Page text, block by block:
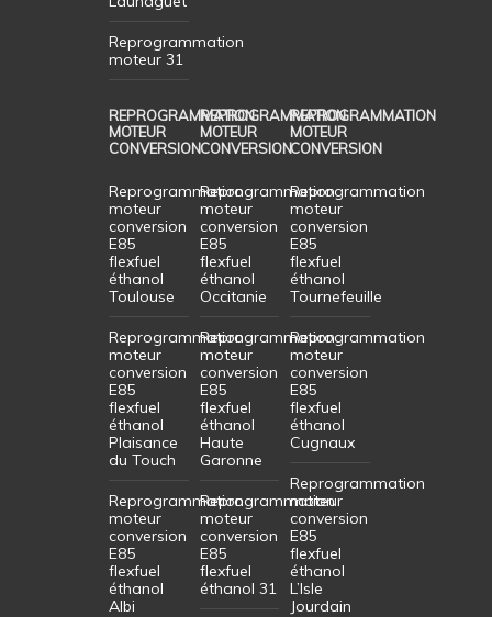
Reprogrammation
moteur 31
REPROGRAMMATION
MOTEUR
CONVERSION
Reprogrammation
moteur
conversion
E85
flexfuel
éthanol
Toulouse
Reprogrammation
moteur
conversion
E85
flexfuel
éthanol
Plaisance
du Touch
Reprogrammation
moteur
conversion
E85
flexfuel
éthanol
Albi
REPROGRAMMATION
MOTEUR
CONVERSION
Reprogrammation
moteur
conversion
E85
flexfuel
éthanol
Occitanie
Reprogrammation
moteur
conversion
E85
flexfuel
éthanol
Haute
Garonne
Reprogrammation
moteur
conversion
E85
flexfuel
éthanol 31
REPROGRAMMATION
MOTEUR
CONVERSION
Reprogrammation
moteur
conversion
E85
flexfuel
éthanol
Tournefeuille
Reprogrammation
moteur
conversion
E85
flexfuel
éthanol
Cugnaux
Reprogrammation
moteur
conversion
E85
flexfuel
éthanol
L’Isle
Jourdain